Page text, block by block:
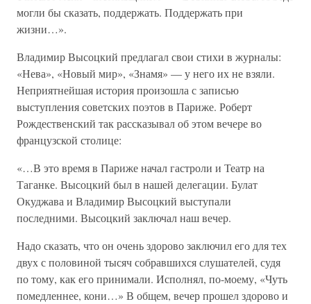
могли бы сказать, поддержать. Поддержать при
жизни…».
Владимир Высоцкий предлагал свои стихи в журналы:
«Нева», «Новый мир», «Знамя» — у него их не взяли.
Неприятнейшая история произошла с записью
выступления советских поэтов в Париже. Роберт
Рождественский так рассказывал об этом вечере во
французской столице:
«…В это время в Париже начал гастроли и Театр на
Таганке. Высоцкий был в нашей делегации. Булат
Окуджава и Владимир Высоцкий выступали
последними. Высоцкий заключал наш вечер.
Надо сказать, что он очень здорово заключил его для тех
двух с половиной тысяч собравшихся слушателей, судя
по тому, как его принимали. Исполнял, по-моему, «Чуть
помедленнее, кони…» В общем, вечер прошел здорово и